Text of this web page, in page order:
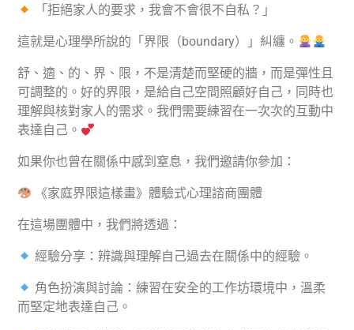
「拒絕家人的要求，我會不會很不自私？」
這就是心理學所說的「界限（boundary）」糾纏。
舒、適、的、界、限，不是清楚而堅硬的牆，而是彈性且
可調整的。好的界限，是給自己空間照顧好自己，同時也
理解與核對家人的需求。我們需要練習在一次次的互動中
表達自己。
如果你也曾在關係中感到窒息，我們邀請你參加：
《家庭界限這樣畫》體驗式心理諮商團體
在這場團體中，我們將透過：
經驗分享：辨識與理解自己過去在關係中的經驗。
角色扮演與討論：練習在安全的工作坊環境中，溫柔
而堅定地表達自己。